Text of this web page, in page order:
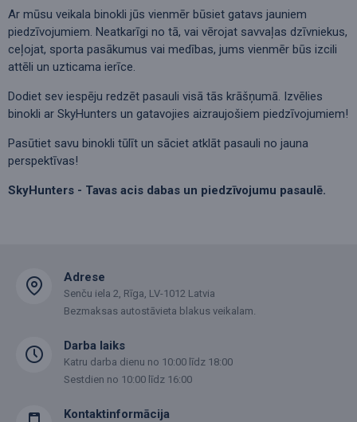
Ar mūsu veikala binokli jūs vienmēr būsiet gatavs jauniem
piedzīvojumiem. Neatkarīgi no tā, vai vērojat savvaļas dzīvniekus,
ceļojat, sporta pasākumus vai medības, jums vienmēr būs izcili
attēli un uzticama ierīce.
Dodiet sev iespēju redzēt pasauli visā tās krāšņumā. Izvēlies
binokli ar SkyHunters un gatavojies aizraujošiem piedzīvojumiem!
Pasūtiet savu binokli tūlīt un sāciet atklāt pasauli no jauna
perspektīvas!
SkyHunters - Tavas acis dabas un piedzīvojumu pasaulē.
Adrese
Senču iela 2, Rīga, LV-1012 Latvia
Bezmaksas autostāvieta blakus veikalam.
Darba laiks
Katru darba dienu no 10:00 līdz 18:00
Sestdien no 10:00 līdz 16:00
Kontaktinformācija